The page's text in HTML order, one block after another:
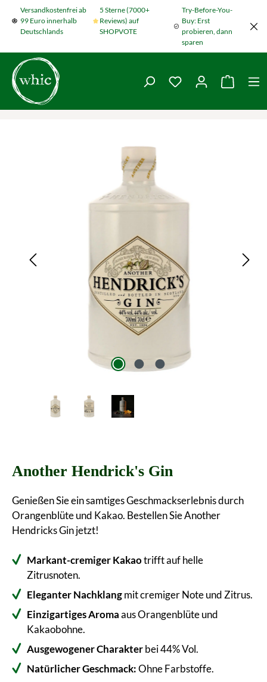
Zum Hauptinhalt springen
Versandkostenfrei ab
99 Euro innerhalb
Deutschlands
5 Sterne (7000+
Reviews) auf
SHOPVOTE
Try-Before-You-
Buy: Erst
probieren, dann
sparen
Du hast 0
Bildergalerie überspringen
Another Hendrick's Gin
Genießen Sie ein samtiges Geschmackserlebnis durch
Orangenblüte und Kakao. Bestellen Sie Another
Hendricks Gin jetzt!
Markant-cremiger Kakaotrifft auf helle
Zitrusnoten.
Eleganter Nachklangmit cremiger Note und Zitrus.
Einzigartiges Aromaaus Orangenblüte und
Kakaobohne.
Ausgewogener Charakterbei 44% Vol.
Natürlicher Geschmack:Ohne Farbstoffe.